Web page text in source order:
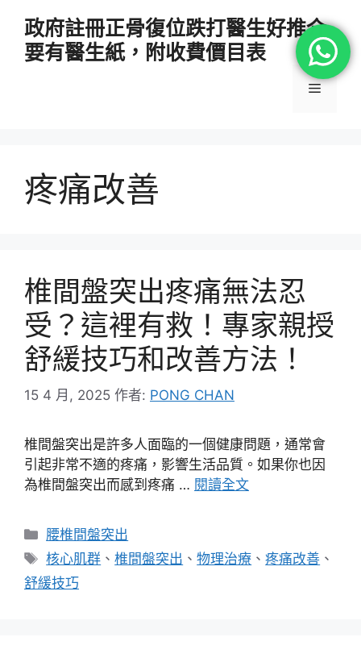
政府註冊正骨復位跌打醫生好推介
要有醫生紙，附收費價目表
選
疼痛改善
椎間盤突出疼痛無法忍
受？這裡有救！專家親授
舒緩技巧和改善方法！
15 4 月, 2025 作者: PONG CHAN
椎間盤突出是許多人面臨的一個健康問題，通常會
引起非常不適的疼痛，影響生活品質。如果你也因
為椎間盤突出而感到疼痛 … 閱讀全文
分
類
腰椎間盤突出
標
籤
核心肌群 、椎間盤突出 、物理治療 、疼痛改善 、
舒緩技巧